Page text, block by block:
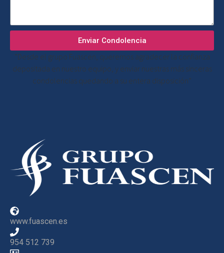
Enviar Condolencia
“Desde el grupo Fuascen, queremos agradecer la confianza
depositada en nuestro equipo, y enviar nuestras más sinceras
condolencias quedando a su entera disposición”
www.fuascen.es
954 512 739